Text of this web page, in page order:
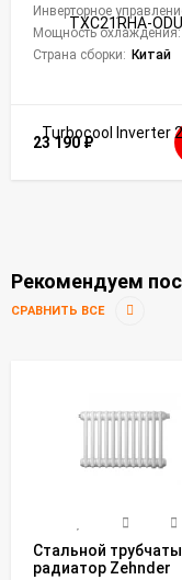
Инверторное
Мощность охлаждения:
Страна сборки: Китай
23 190₽
Рекомендуем
СРАВНИТЬ ВСЕ
Стальной
радиатор Zehnder